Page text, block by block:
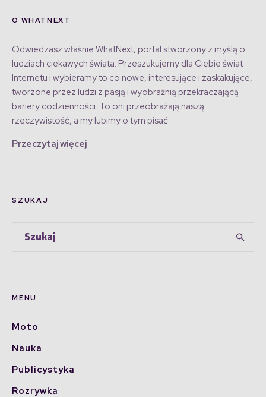
O WHATNEXT
Odwiedzasz właśnie WhatNext, portal stworzony z myślą o
ludziach ciekawych świata. Przeszukujemy dla Ciebie świat
Internetu i wybieramy to co nowe, interesujące i zaskakujące,
tworzone przez ludzi z pasją i wyobraźnią przekraczającą
bariery codzienności. To oni przeobrażają naszą
rzeczywistość, a my lubimy o tym pisać.
Przeczytaj więcej
SZUKAJ
MENU
Moto
Nauka
Publicystyka
Rozrywka